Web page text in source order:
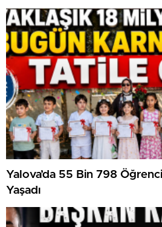
Yalova’da 55 Bin 798
Yaşadı